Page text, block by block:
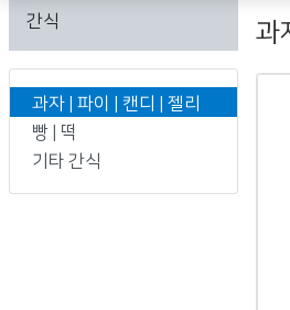
간식
과자 | 파이 | 캔디 | 젤리
빵 | 떡
기타 간식
과